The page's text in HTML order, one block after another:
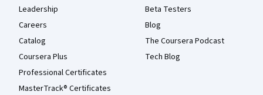
Leadership
Careers
Catalog
Coursera Plus
Professional Certificates
MasterTrack® Certificates
Beta Testers
Blog
The Coursera Podcast
Tech Blog